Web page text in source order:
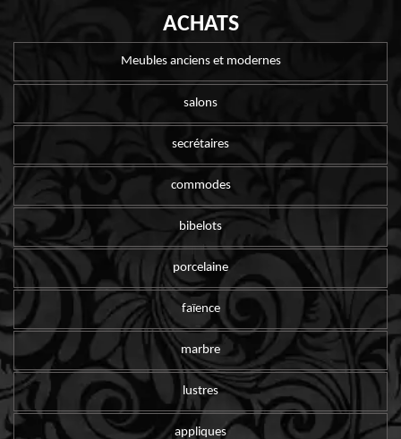
ACHATS
Meubles anciens et modernes
salons
secrétaires
commodes
bibelots
porcelaine
faïence
marbre
lustres
appliques